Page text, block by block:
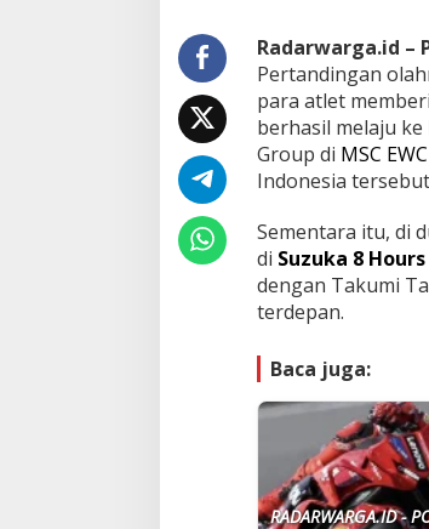
Radarwarga.id –
Pertandingan
para atlet
berhasil melaju
Group di MSC
Indonesia
Sementara itu, di
di Suzuka 8 Hours
dengan Takumi
terdepan.
Baca juga:
RADARWARGA.ID -
Konflik Israel dan Iran Memanas,
KJP
Cek